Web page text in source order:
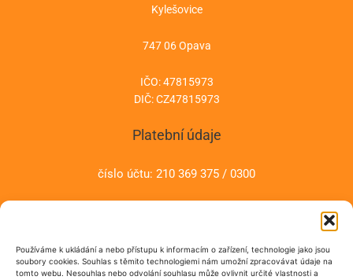
Používáme k ukládání a nebo přístupu k informacím o zařízení, technologie jako jsou
soubory cookies. Souhlas s těmito technologiemi nám umožní zpracovávat údaje na
tomto webu. Nesouhlas nebo odvolání souhlasu může ovlivnit určité vlastnosti a
Kylešovice
747 06 Opava
IČO: 47815973
DIČ: CZ47815973
Platební údaje
číslo účtu: 210 369 375 / 0300
Kontakt:
mobil: +420 727 882 910